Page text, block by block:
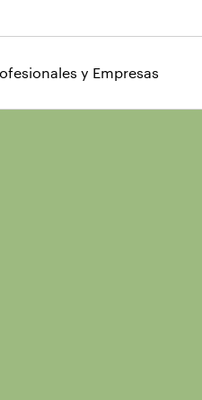
y Empresas